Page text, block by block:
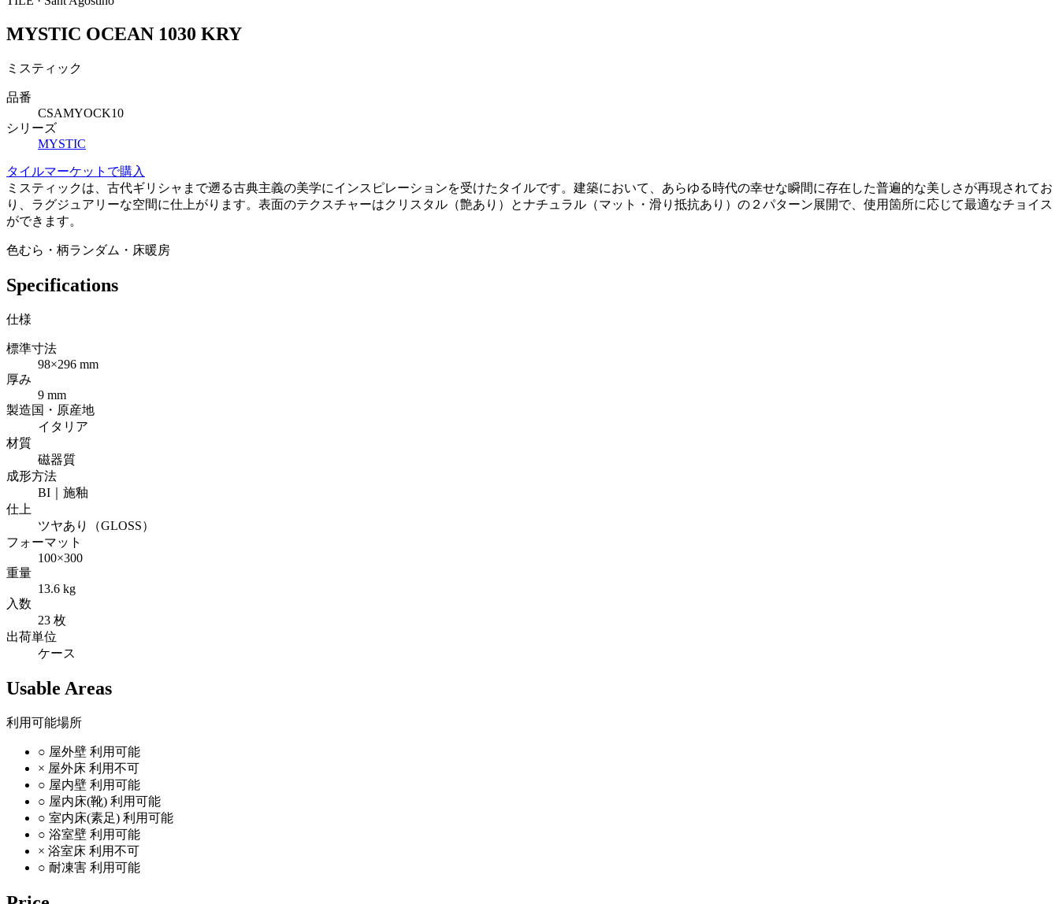
MYSTIC OCEAN 1030 KRY
ミスティック
品番
CSAMYOCK10
シリーズ
MYSTIC
タイルマーケットで購入
ミスティックは、古代ギリシャまで遡る古典主義の美学にインスピレーションを受けたタイルです。建築において、あらゆる時代の幸せな瞬間に存在した普遍的な美しさが再現されてお
り、ラグジュアリーな空間に仕上がります。表面のテクスチャーはクリスタル（艶あり）とナチュラル（マット・滑り抵抗あり）の２パターン展開で、使用箇所に応じて最適なチョイス
ができます。
色むら・柄ランダム・床暖房
Specifications
仕様
標準寸法
98×296 mm
厚み
9 mm
製造国・原産地
イタリア
材質
磁器質
成形方法
BI｜施釉
仕上
ツヤあり（GLOSS）
フォーマット
100×300
重量
13.6 kg
入数
23 枚
出荷単位
ケース
Usable Areas
利用可能場所
○ 屋外壁 利用可能
× 屋外床 利用不可
○ 屋内壁 利用可能
○ 屋内床(靴) 利用可能
○ 室内床(素足) 利用可能
○ 浴室壁 利用可能
× 浴室床 利用不可
○ 耐凍害 利用可能